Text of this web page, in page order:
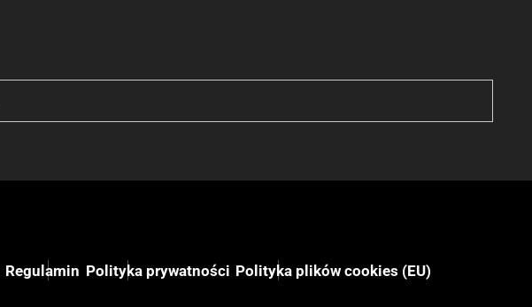
Regulamin Polityka prywatności Polityka plików cookies (EU)